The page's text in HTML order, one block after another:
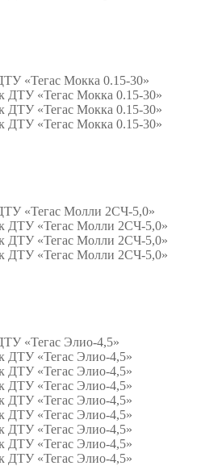
«Тегас Мокка 0.15-30»
«Тегас Молли 2СЧ-5,0»
«Тегас Элио-4,5»